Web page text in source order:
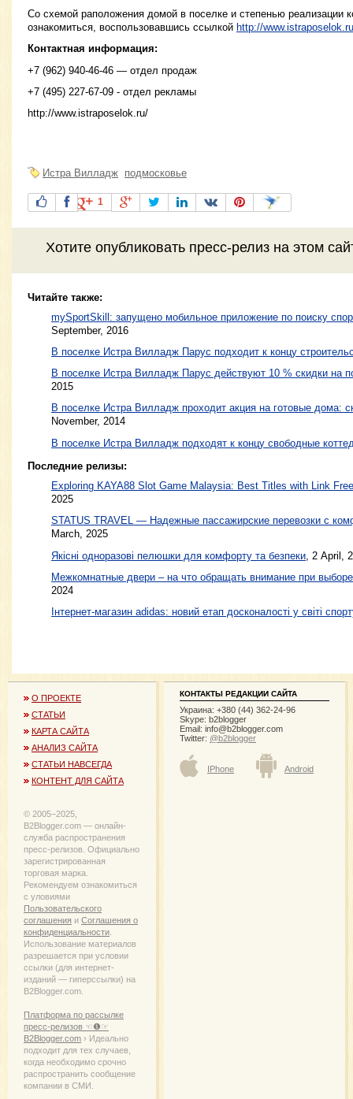
Со схемой раположения домой в поселке и степенью реализации
ознакомиться, воспользовавшись ссылкой http://
Контактная информация:
+7 (962) 940-46-46 — отдел продаж
+7 (495) 227-67-09 - отдел рекламы
http://www.istraposelok.ru/
Истра Вилладж подмосковье
1
Хотите опубликовать пресс-релизна этом
Читайте также:
mySportSkill: запущено мобильное приложение по поиску
September, 2016
В поселке Истра Вилладж Парус подходит к концу
В поселке Истра Вилладж Парус действуют 10 % скидки на
2015
В поселке Истра Вилладж проходит акция на готовые дома:
November, 2014
В поселке Истра Вилладж подходят к концу свободные
Последние релизы:
Exploring KAYA88 Slot Game Malaysia: Best Titles with Link
2025
STATUS TRAVEL — Надежные пассажирские перевозки с
March, 2025
Якісні одноразові пелюшки для комфорту та безпеки , 2 April,
Межкомнатные двери – на что обращать внимание при
2024
Інтернет-магазин adidas: новий етап досконалості у світі
О ПРОЕКТЕ
СТАТЬИ
КАРТА САЙТА
АНАЛИЗ САЙТА
СТАТЬИ НАВСЕГДА
КОНТЕНТ ДЛЯ САЙТА
© 2005−2025,
B2Blogger.com — онлайн-
служба распространения
пресс-релизов. Официально
зарегистрированная
торговая марка.
Рекомендуем ознакомиться
с уловиями
Пользовательского
соглашения и Соглашения о
конфиденциальности
Использование материалов
разрешается при условии
ссылки (для интернет-
изданий — гиперссылки) на
B2Blogger.com.
Платформа по рассылке
пресс-релизов ☜❶☞
B2Blogger.com › Идеально
подходит для тех случаев,
когда необходимо срочно
распространить сообщение
компании в СМИ.
КОНТАКТЫ РЕДАКЦИИ САЙТА
Украина: +380 (44) 362-24-96
Skype: b2blogger
Email: info@b2blogger.com
Twitter: @b2blogger
IPhone Android